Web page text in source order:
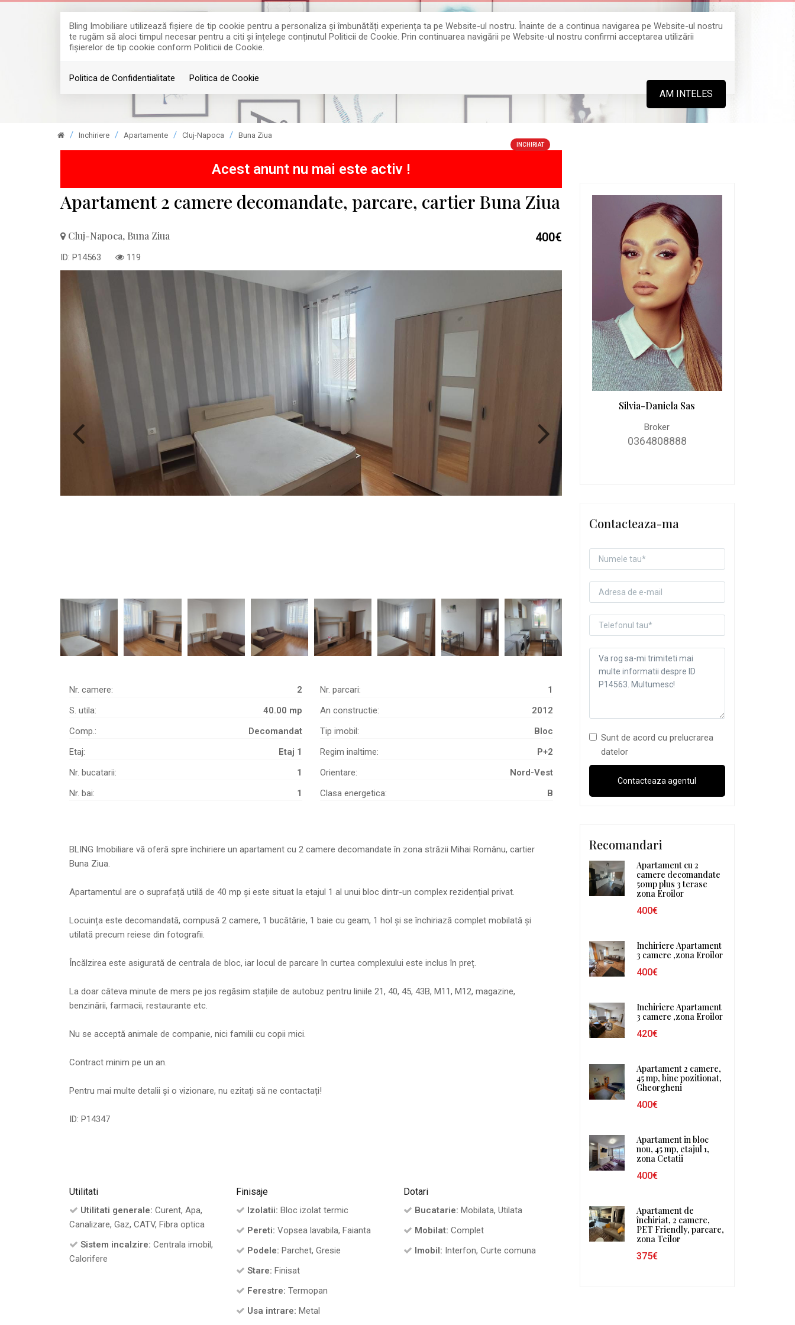
Bling Imobiliare utilizează fişiere de tip cookie pentru a personaliza și îmbunătăți experiența ta pe Website-ul nostru. Înainte de a continua navigarea pe Website-ul nostru
te rugăm să aloci timpul necesar pentru a citi și înțelege conținutul Politicii de Cookie. Prin continuarea navigării pe Website-ul nostru confirmi acceptarea utilizării
fişierelor de tip cookie conform Politicii de Cookie.
Politica de Confidentialitate Politica de Cookie
AM INTELES
0364 808 888
Inchiriere Apartamente Cluj-Napoca Buna Ziua
Acest anunt nu mai este activ !
Apartament 2 camere decomandate, parcare, cartier Buna Ziua
Cluj-Napoca, Buna Ziua 400€
ID: P14563 119
INCHIRIAT
Nr. camere:
2
S. utila:
40.00 mp
Comp.:
Decomandat
Etaj:
Etaj 1
Nr. bucatarii:
1
Nr. bai:
1
Nr. parcari:
1
An constructie:
2012
Tip imobil:
Bloc
Regim inaltime:
P+2
Orientare:
Nord-Vest
Clasa energetica:
B
BLING Imobiliare vă oferă spre închiriere un apartament cu 2 camere decomandate în zona străzii Mihai Românu, cartier
Buna Ziua.
Apartamentul are o suprafață utilă de 40 mp și este situat la etajul 1 al unui bloc dintr-un complex rezidențial privat.
Locuința este decomandată, compusă 2 camere, 1 bucătărie, 1 baie cu geam, 1 hol și se închiriază complet mobilată și
utilată precum reiese din fotografii.
Încălzirea este asigurată de centrala de bloc, iar locul de parcare în curtea complexului este inclus în preț.
La doar câteva minute de mers pe jos regăsim stațiile de autobuz pentru liniile 21, 40, 45, 43B, M11, M12, magazine,
benzinării, farmacii, restaurante etc.
Nu se acceptă animale de companie, nici familii cu copii mici.
Contract minim pe un an.
Pentru mai multe detalii și o vizionare, nu ezitați să ne contactați!
ID: P14347
Utilitati
Utilitati generale: Curent, Apa,
Canalizare, Gaz, CATV, Fibra optica
Sistem incalzire: Centrala imobil,
Calorifere
Finisaje
Izolatii: Bloc izolat termic
Pereti: Vopsea lavabila, Faianta
Podele: Parchet, Gresie
Stare: Finisat
Ferestre: Termopan
Usa intrare: Metal
Dotari
Bucatarie: Mobilata, Utilata
Mobilat: Complet
Imobil: Interfon, Curte comuna
Silvia-Daniela Sas
Broker
0364808888
Contacteaza-ma
Sunt de acord cu prelucrarea
datelor
Recomandari
Apartament cu 2
camere decomandate
50mp plus 3 terase
zona Eroilor
400€
Inchiriere Apartament
3 camere ,zona Eroilor
400€
Inchiriere Apartament
3 camere ,zona Eroilor
420€
Apartament 2 camere,
45 mp, bine pozitionat,
Gheorgheni
400€
Apartament in bloc
nou, 45 mp, etajul 1,
zona Cetatii
400€
Apartament de
închiriat, 2 camere,
PET Friendly, parcare,
zona Teilor
375€